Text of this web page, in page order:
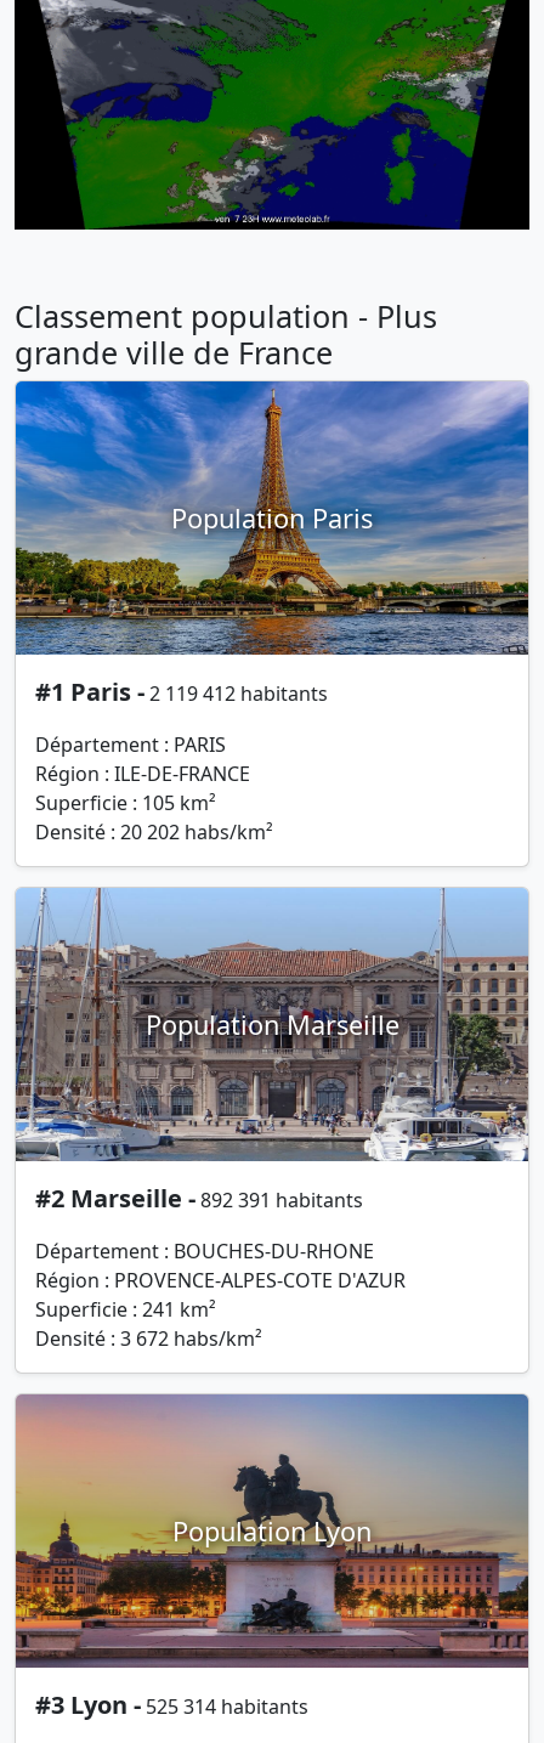
Classement population - Plus
grande ville de France
Population Paris
#1 Paris -2 119 412 habitants
Département : PARIS
Région : ILE-DE-FRANCE
Superficie : 105 km²
Densité : 20 202 habs/km²
Population Marseille
#2 Marseille -892 391 habitants
Département : BOUCHES-DU-RHONE
Région : PROVENCE-ALPES-COTE D'AZUR
Superficie : 241 km²
Densité : 3 672 habs/km²
Population Lyon
#3 Lyon - 525 314 habitants